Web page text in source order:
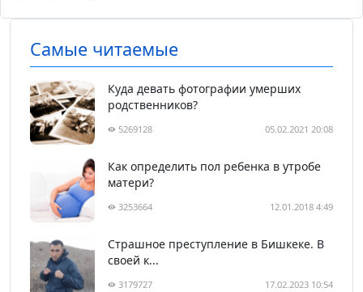
Самые читаемые
Куда девать фотографии умерших
родственников?
5269128 05.02.2021 20:08
Как определить пол ребенка в утробе
матери?
3253664 12.01.2018 4:49
Страшное преступление в Бишкеке. В
своей к...
3179727 17.02.2023 10:54